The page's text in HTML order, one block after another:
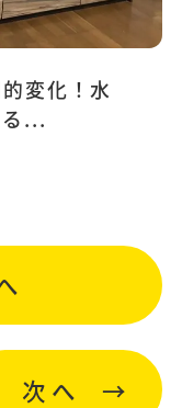
変化！水
...
次へ